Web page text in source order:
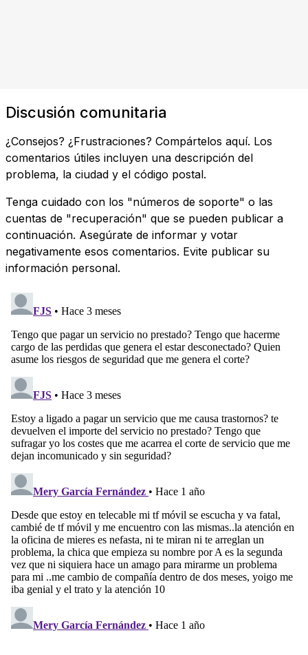
Discusión comunitaria
¿Consejos? ¿Frustraciones? Compártelos aquí. Los
comentarios útiles incluyen una descripción del
problema, la ciudad y el código postal.
Tenga cuidado con los "números de soporte" o las
cuentas de "recuperación" que se pueden publicar a
continuación. Asegúrate de informar y votar
negativamente esos comentarios. Evite publicar su
información personal.